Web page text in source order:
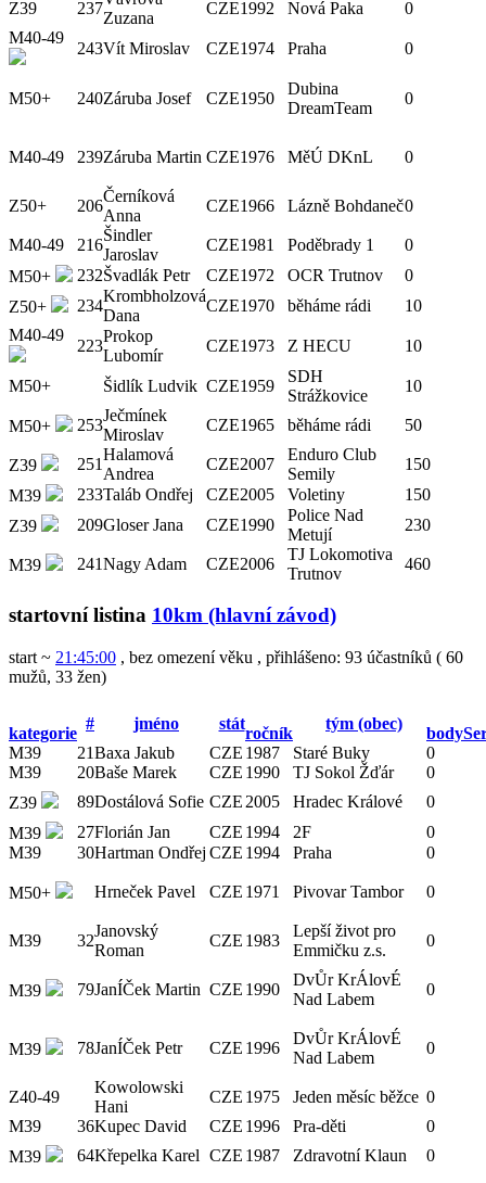
Z39 237
Zuzana
CZE1992 Nová Paka
0
M40-49
243Vít Miroslav CZE1974 Praha 0
M50+ 240Záruba Josef CZE1950
Dubina
DreamTeam
0
M40-49 239Záruba Martin CZE1976 MěÚ DKnL 0
Z50+ 206
Černíková
Anna
CZE1966 Lázně Bohdaneč0
M40-49 216
Šindler
Jaroslav
CZE1981 Poděbrady 1
0
M50+
232Švadlák Petr CZE1972 OCR Trutnov
0
Z50+
234
Krombholzová
Dana
CZE1970 běháme rádi
10
M40-49
223
Prokop
Lubomír
CZE1973 Z HECU 10
M50+ Šidlík Ludvik CZE1959
SDH
Strážkovice
10
M50+ 253
Ječmínek
Miroslav
CZE1965 běháme rádi 50
Z39 251
Halamová
Andrea
CZE2007
Enduro Club
Semily
150
M39
233Taláb Ondřej CZE2005 Voletiny
150
Z39
209Gloser Jana CZE1990
Police Nad
Metují
230
M39 241Nagy Adam CZE2006
TJ Lokomotiva
Trutnov
460
startovní listina 10km (hlavní závod)
start ~ 21:45:00 , bez omezení věku , přihlášeno: 93 účastníků ( 60
mužů, 33 žen)
kategorie
# jméno stát
ročník
tým (obec)
M39
21Baxa Jakub CZE 1987 Staré Buky
0
M39
20Baše Marek CZE 1990 TJ Sokol Žďár
0
Z39
89Dostálová Sofie CZE 2005 Hradec Králové
0
M39
27Florián Jan CZE 1994 2F
0
M39
30Hartman Ondřej CZE 1994 Praha 0
M50+ Hrneček Pavel CZE 1971 Pivovar Tambor 0
M39 32
Janovský
Roman
CZE 1983
Lepší život pro
Emmičku z.s.
0
M39 79JanÍČek Martin CZE 1990
DvŮr KrÁlovÉ
Nad Labem
0
M39 78JanÍČek Petr CZE 1996
DvŮr KrÁlovÉ
Nad Labem
0
Z40-49
Kowolowski
Hani
CZE 1975 Jeden měsíc běžce 0
M39
36Kupec David CZE 1996 Pra-děti
0
M39
64Křepelka Karel CZE 1987 Zdravotní Klaun 0